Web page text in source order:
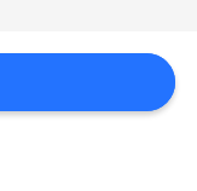
حالات
خريطة